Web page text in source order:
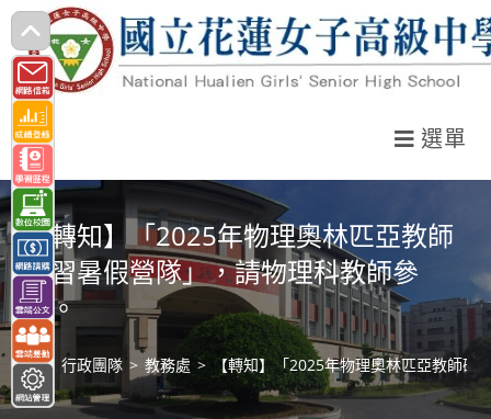
跳
轉
至
主
要
內
容
選單
【轉知】「2025年物理奧林匹亞教師
研習暑假營隊」，請物理科教師參
加。
> 行政團隊 > 教務處 > 【轉知】「2025年物理奧林匹亞教師研